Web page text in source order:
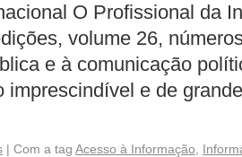
O Profissional da
volume 26,
e à comunicação
imprescindível e de
| Com a tag Acesso à Informação